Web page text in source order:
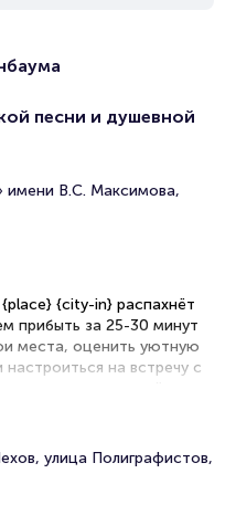
песни и душевной
имени В.С. Максимова,
{city-in} распахнёт
прибыть за 25-30 минут
места, оценить уютную
на встречу с
улица Полиграфистов,